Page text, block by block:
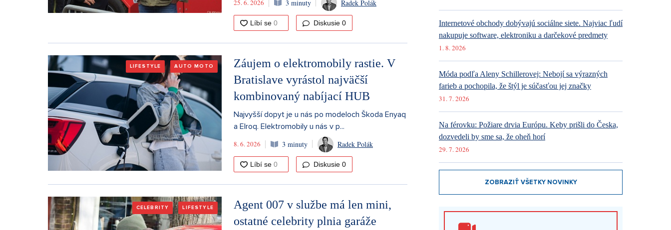
25. 6. 2026 3 minuty Radek Polák
Diskusie 0
LIFESTYLE AUTO MOTO
Záujem o elektromobily rastie. V
Bratislave vyrástol najväčší
kombinovaný nabíjací HUB
Najvyšší dopyt je u nás po modeloch Škoda Enyaq
a Elroq. Elektromobily u nás v p...
8. 6. 2026 3 minuty Radek Polák
Diskusie 0
CELEBRITY LIFESTYLE
Agent 007 v službe má len mini,
ostatné celebrity plnia garáže
Internetové obchody dobývajú sociálne siete. Najviac ľudí
nakupuje software, elektroniku a darčekové predmety
1. 8. 2026
Móda podľa Aleny Schillerovej: Nebojí sa výrazných
farieb a pochopila, že štýl je súčasťou jej značky
31. 7. 2026
Na férovku: Požiare drvia Európu. Keby prišli do Česka,
dozvedeli by sme sa, že oheň horí
29. 7. 2026
ZOBRAZIŤ VŠETKY NOVINKY